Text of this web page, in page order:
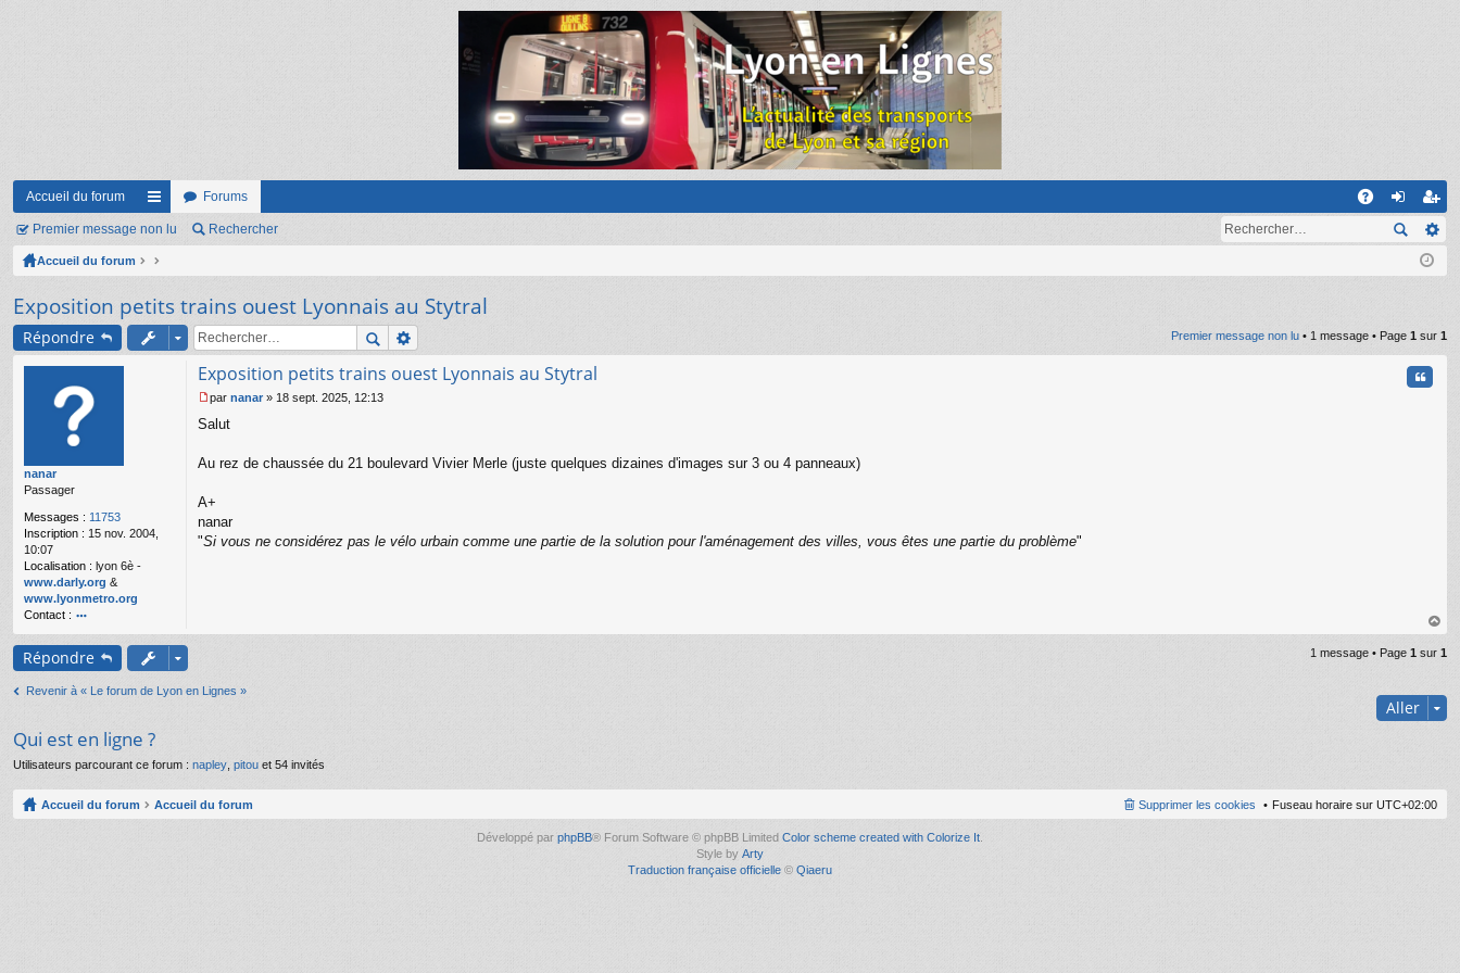
Accueil du forum
ac
co
ci
s
Forums
on ns
cri
Premier message non lu Rechercher
Accueil du forum
Exposition petits trains ouest Lyonnais au Stytral
Répondre Premier message non lu • 1 message • Page 1 sur 1
nanar
Passager
Messages : 11753
Inscription : 15 nov. 2004,
10:07
Localisation : lyon 6è -
www.darly.org &
www.lyonmetro.org
Contact :
o
nt
ac
r
n
ar
Exposition petits trains ouest Lyonnais au Stytral
e
s
e
n
o
par nanar » 18 sept. 2025, 12:13
Salut
Au rez de chaussée du 21 boulevard Vivier Merle (juste quelques dizaines d'images sur 3 ou 4 panneaux)
A+
nanar
"Si vous ne considérez pas le vélo urbain comme une partie de la solution pour l'aménagement des villes, vous êtes une partie du problème"
au
t
Répondre 1 message • Page 1 sur 1
Revenir à « Le forum de Lyon en Lignes »
Aller
Qui est en ligne ?
Utilisateurs parcourant ce forum : napley pitou et 54 invités
Accueil du forum Accueil du forum Fuseau horaire sur UTC+02:00
Supprimer les cookies
Développé par phpBB® Forum Software © phpBB Limited Color scheme created with Colorize It
Style by Arty
Traduction française officielle © Qiaeru